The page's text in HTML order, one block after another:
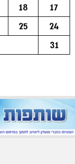
17
18
24
25
31